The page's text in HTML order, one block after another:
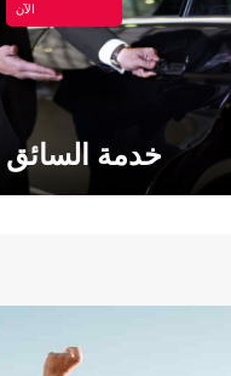
الآن
خدمة السائق